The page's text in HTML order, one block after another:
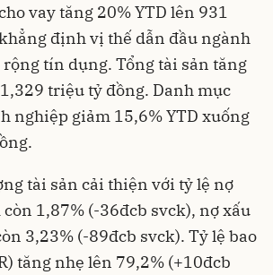
vay tăng 20% YTD lên 931
định vị thế dẫn đầu ngành
rộng tín dụng. Tổng tài sản tăng
triệu tỷ đồng. Danh mục
nghiệp giảm 15,6% YTD xuống
tài sản cải thiện với tỷ lệ nợ
1,87% (-36đcb svck), nợ xấu
3,23% (-89đcb svck). Tỷ lệ bao
tăng nhẹ lên 79,2% (+10đcb